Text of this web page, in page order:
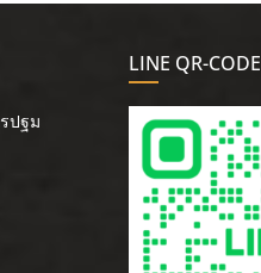
ปฐม
LINE QR-CODE